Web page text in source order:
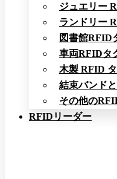
ジュエリー
ランドリー
図書館RFID
車両RFIDタ
木製 RFID
結束バンド
その他の
RFIDリーダー